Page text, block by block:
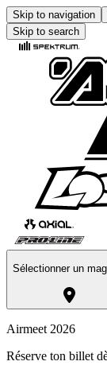
Skip to navigation
Skip to search
Sélectionner un
Airmeet 2026
Réserve ton billet